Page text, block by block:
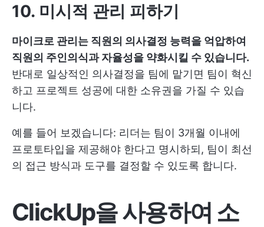
10. 미시적 관리 피하기
마이크로 관리는 직원의 의사결정 능력을 억압하여
직원의 주인의식과 자율성을 약화시킬 수 있습니다.
반대로 일상적인 의사결정을 팀에 맡기면 팀이 혁신
하고 프로젝트 성공에 대한 소유권을 가질 수 있습
니다.
예를 들어 보겠습니다: 리더는 팀이 3개월 이내에
프로토타입을 제공해야 한다고 명시하되, 팀이 최선
의 접근 방식과 도구를 결정할 수 있도록 합니다.
ClickUp을 사용하여 소